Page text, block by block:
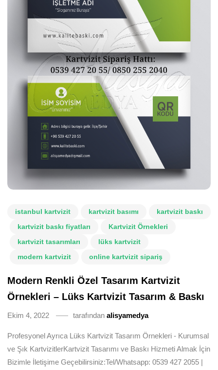
istanbul kartvizit kartvizit basımı
kartvizit baskı
kartvizit baskı fiyatları
Kartvizit Örnekleri
kartvizit tasarımları
lüks kartvizit
modern kartvizit
online kartvizit sipariş
Modern Renkli Özel Tasarım Kartvizit
Örnekleri – Lüks Kartvizit Tasarım & Baskı
Ekim 4, 2022 tarafından alisyamedya
Profesyonel Ayrıca Lüks Kartvizit Tasarım Örnekleri - Kurumsal
ve Şık KartvizitlerKartvizit Tasarımı ve Baskı Hizmeti Almak İçin
Bizimle İletişime Geçebilirsiniz:Tel/Whatsapp: 0539 427 2055 |